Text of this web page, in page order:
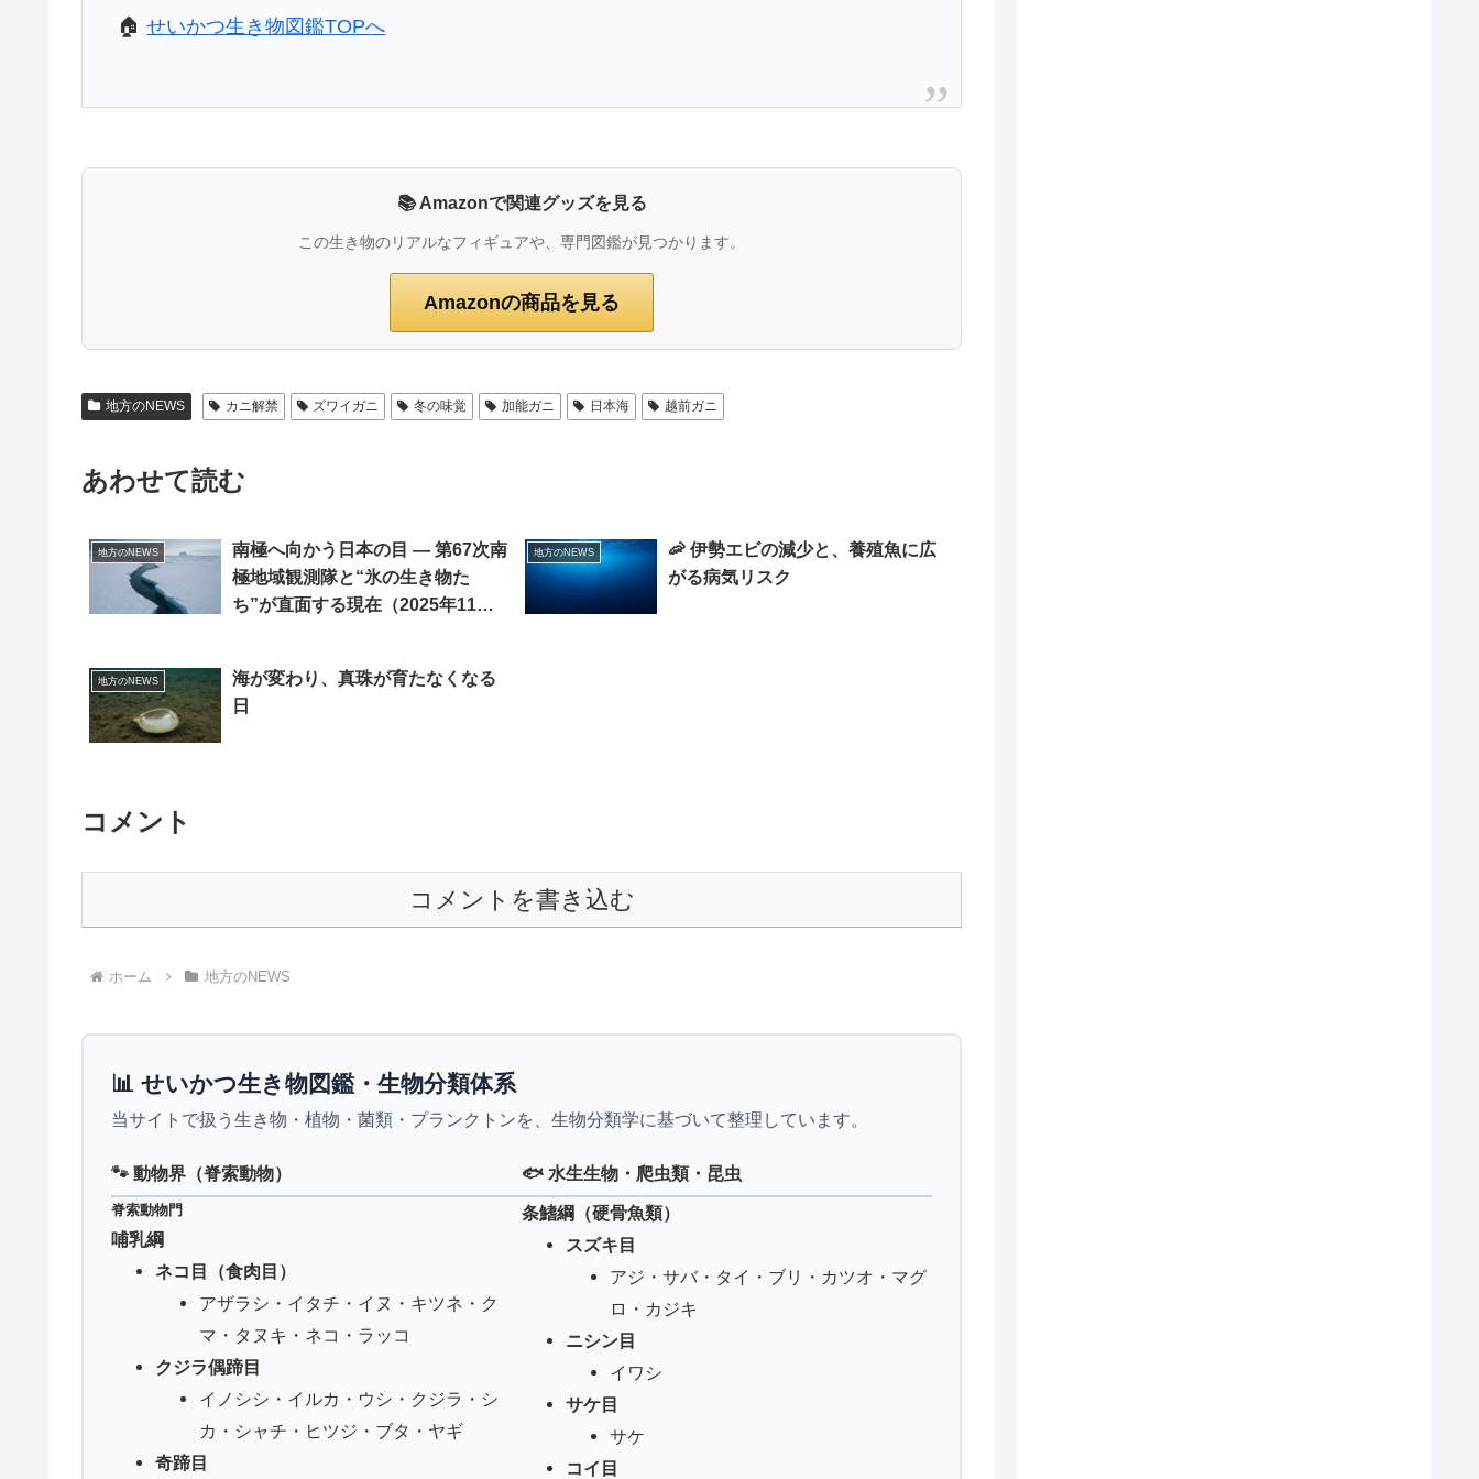
🏠せいかつ生き物図鑑TOPへ
📚 Amazonで関連グッズを見る
この生き物のリアルなフィギュアや、専門図鑑が見つかります。
Amazonの商品を見る
地方のNEWS カニ解禁 ズワイガニ 冬の味覚 加能ガニ 日本海 越前ガニ
あわせて読む
地方のNEWS
南極へ向かう日本の目 ― 第67次南
極地域観測隊と“氷の生き物た
ち”が直面する現在（2025年11
地方のNEWS
🦐 伊勢エビの減少と、養殖魚に広
がる病気リスク
地方のNEWS
海が変わり、真珠が育たなくなる
日
コメント
コメントを書き込む
ホーム 地方のNEWS
📊 せいかつ生き物図鑑・生物分類体系
当サイトで扱う生き物・植物・菌類・プランクトンを、生物分類学に基づいて整理しています。
🐾 動物界（脊索動物）
脊索動物門
哺乳綱
ネコ目（食肉目）
アザラシ・イタチ・イヌ・キツネ・ク
マ・タヌキ・ネコ・ラッコ
クジラ偶蹄目
イノシシ・イルカ・ウシ・クジラ・シ
カ・シャチ・ヒツジ・ブタ・ヤギ
奇蹄目
🐟 水生生物・爬虫類・昆虫
条鰭綱（硬骨魚類）
スズキ目
アジ・サバ・タイ・ブリ・カツオ・マグ
ロ・カジキ
ニシン目
イワシ
サケ目
サケ
コイ目